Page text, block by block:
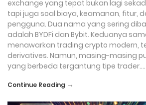
exchange yang tepat bukan lagi
tapi juga soal biaya, keamanan, fitur,
pengguna. Dua nama yang sering
adalah BYDFi dan Bybit. Keduanya
menawarkan trading crypto modern,
derivatives. Namun, masing-masing
yang berbeda tergantung tipe trader….
Continue Reading →